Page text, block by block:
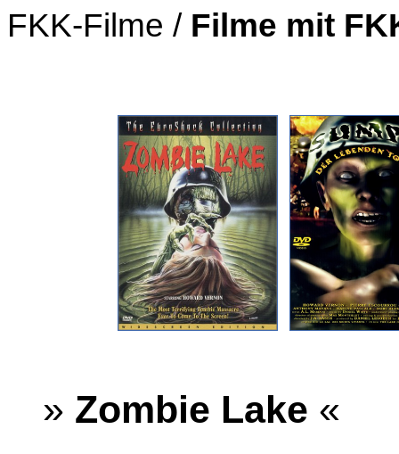
FKK-Filme / Filme mit
» Zombie Lake «